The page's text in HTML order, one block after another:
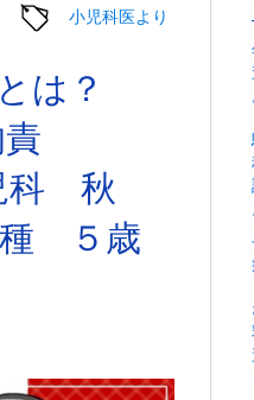
小児科医より
は？
秋
５歳